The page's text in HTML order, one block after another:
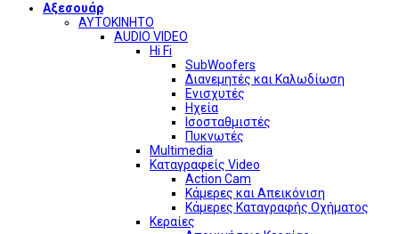
Αξεσουάρ
ΑΥΤΟΚΙΝΗΤΟ
AUDIO VIDEO
Hi Fi
SubWoofers
Διανεμητές και Καλωδίωση
Ενισχυτές
Ηχεία
Ισοσταθμιστές
Πυκνωτές
Multimedia
Καταγραφείς Video
Action Cam
Κάμερες και Απεικόνιση
Κάμερες Καταγραφής Οχήματος
Κεραίες